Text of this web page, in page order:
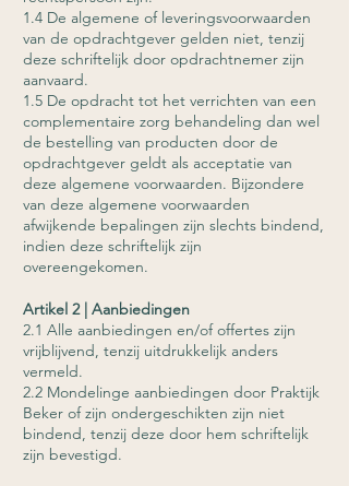
1.4 De algemene of leveringsvoorwaarden
van de opdrachtgever gelden niet, tenzij
deze schriftelijk door opdrachtnemer zijn
aanvaard.
1.5 De opdracht tot het verrichten van een
complementaire zorg behandeling dan wel
de bestelling van producten door de
opdrachtgever geldt als acceptatie van
deze algemene voorwaarden. Bijzondere
van deze algemene voorwaarden
afwijkende bepalingen zijn slechts bindend,
indien deze schriftelijk zijn
overeengekomen.
Artikel 2 | Aanbiedingen
2.1 Alle aanbiedingen en/of offertes zijn
vrijblijvend, tenzij uitdrukkelijk anders
vermeld.
2.2 Mondelinge aanbiedingen door Praktijk
Beker of zijn ondergeschikten zijn niet
bindend, tenzij deze door hem schriftelijk
zijn bevestigd.